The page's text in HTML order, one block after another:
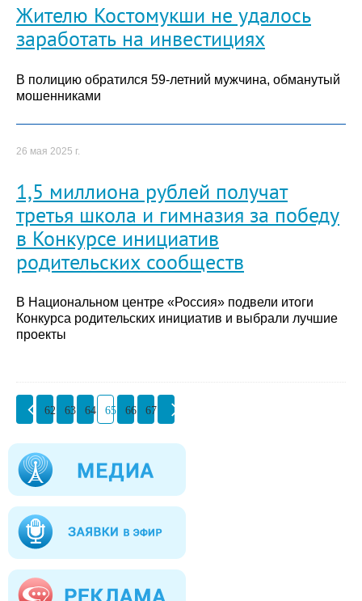
Жителю Костомукши не удалось
заработать на инвестициях
В полицию обратился 59-летний мужчина, обманутый
мошенниками
26 мая 2025 г.
1,5 миллиона рублей получат
третья школа и гимназия за победу
в Конкурсе инициатив
родительских сообществ
В Национальном центре «Россия» подвели итоги
Конкурса родительских инициатив и выбрали лучшие
проекты
62 63 64 65 66 67